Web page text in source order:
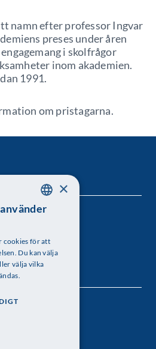
namn efter professor Ingvar
preses under åren
i skolfrågor
inom akademien.
1991.
om pristagarna.
4A
SWEDISH
×
cookies för att
Du kan välja
välja vilka